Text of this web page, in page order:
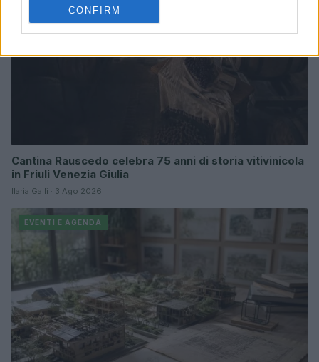
CONFIRM
Cantina Rauscedo celebra 75 anni di storia vitivinicola
in Friuli Venezia Giulia
Ilaria Galli · 3 Ago 2026
EVENTI E AGENDA